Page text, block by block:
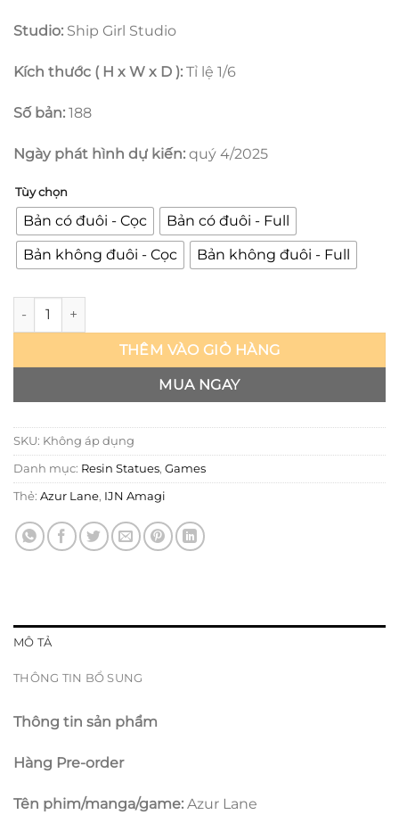
Studio: Ship Girl Studio
Kích thước ( H x W x D ): Tỉ lệ 1/6
Số bản: 188
Ngày phát hình dự kiến: quý 4/2025
Tùy chọn
Bản có đuôi - Cọc
Bản có đuôi - Full
Bản không đuôi - Cọc
Bản không đuôi - Full
Azur Lane - IJN Amagi - Ship Girl số lượng
THÊM VÀO GIỎ HÀNG
MUA NGAY
SKU: Không áp dụng
Danh mục: Resin Statues, Games
Thẻ: Azur Lane, IJN Amagi
MÔ TẢ
THÔNG TIN BỔ SUNG
Thông tin sản phẩm
Hàng Pre-order
Tên phim/manga/game: Azur Lane